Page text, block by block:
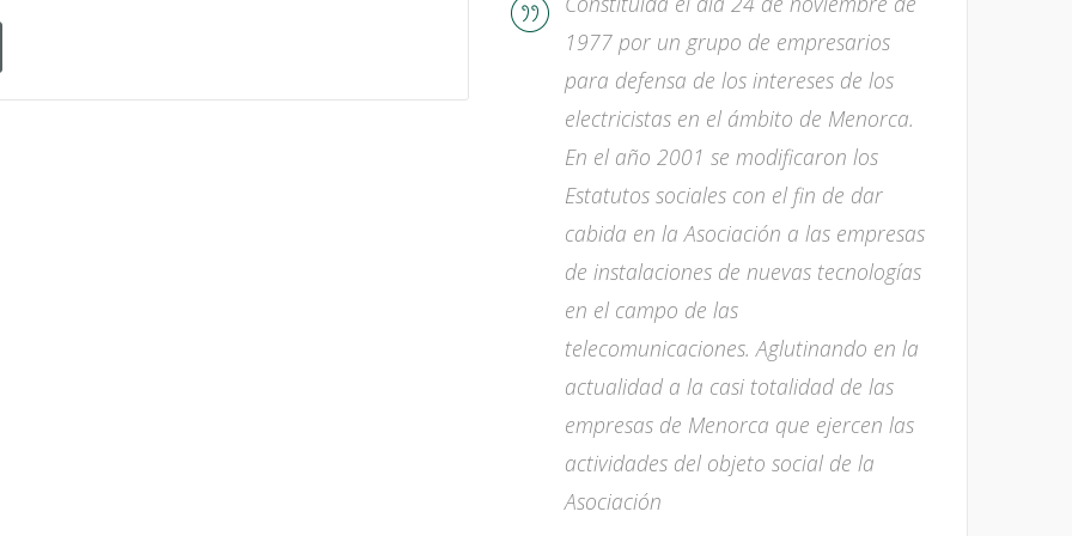
1977 por un grupo de empresarios
para defensa de los intereses de los
electricistas en el ámbito de Menorca.
En el año 2001 se modificaron los
Estatutos sociales con el fin de dar
cabida en la Asociación a las empresas
de instalaciones de nuevas tecnologías
en el campo de las
telecomunicaciones. Aglutinando en la
actualidad a la casi totalidad de las
empresas de Menorca que ejercen las
actividades del objeto social de la
Asociación